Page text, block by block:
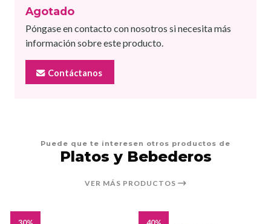
Agotado
Póngase en contacto con nosotros si necesita más
información sobre este producto.
Contáctanos
Puede que te interesen otros productos de
Platos y Bebederos
VER MÁS PRODUCTOS